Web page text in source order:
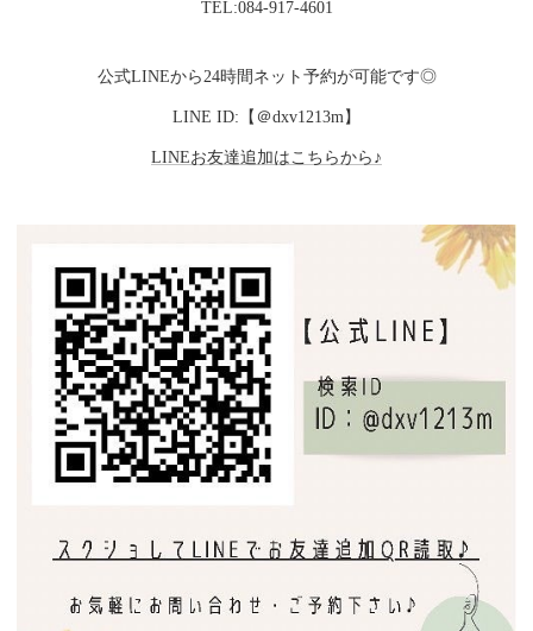
TEL:084-917-4601
公式LINEから24時間ネット予約が可能です◎
LINE ID:【＠dxv1213m】
LINEお友達追加はこちらから♪